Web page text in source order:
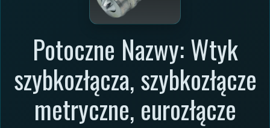
Potoczne Nazwy: Wtyk
szybkozłącza, szybkozłącze
metryczne, eurozłącze